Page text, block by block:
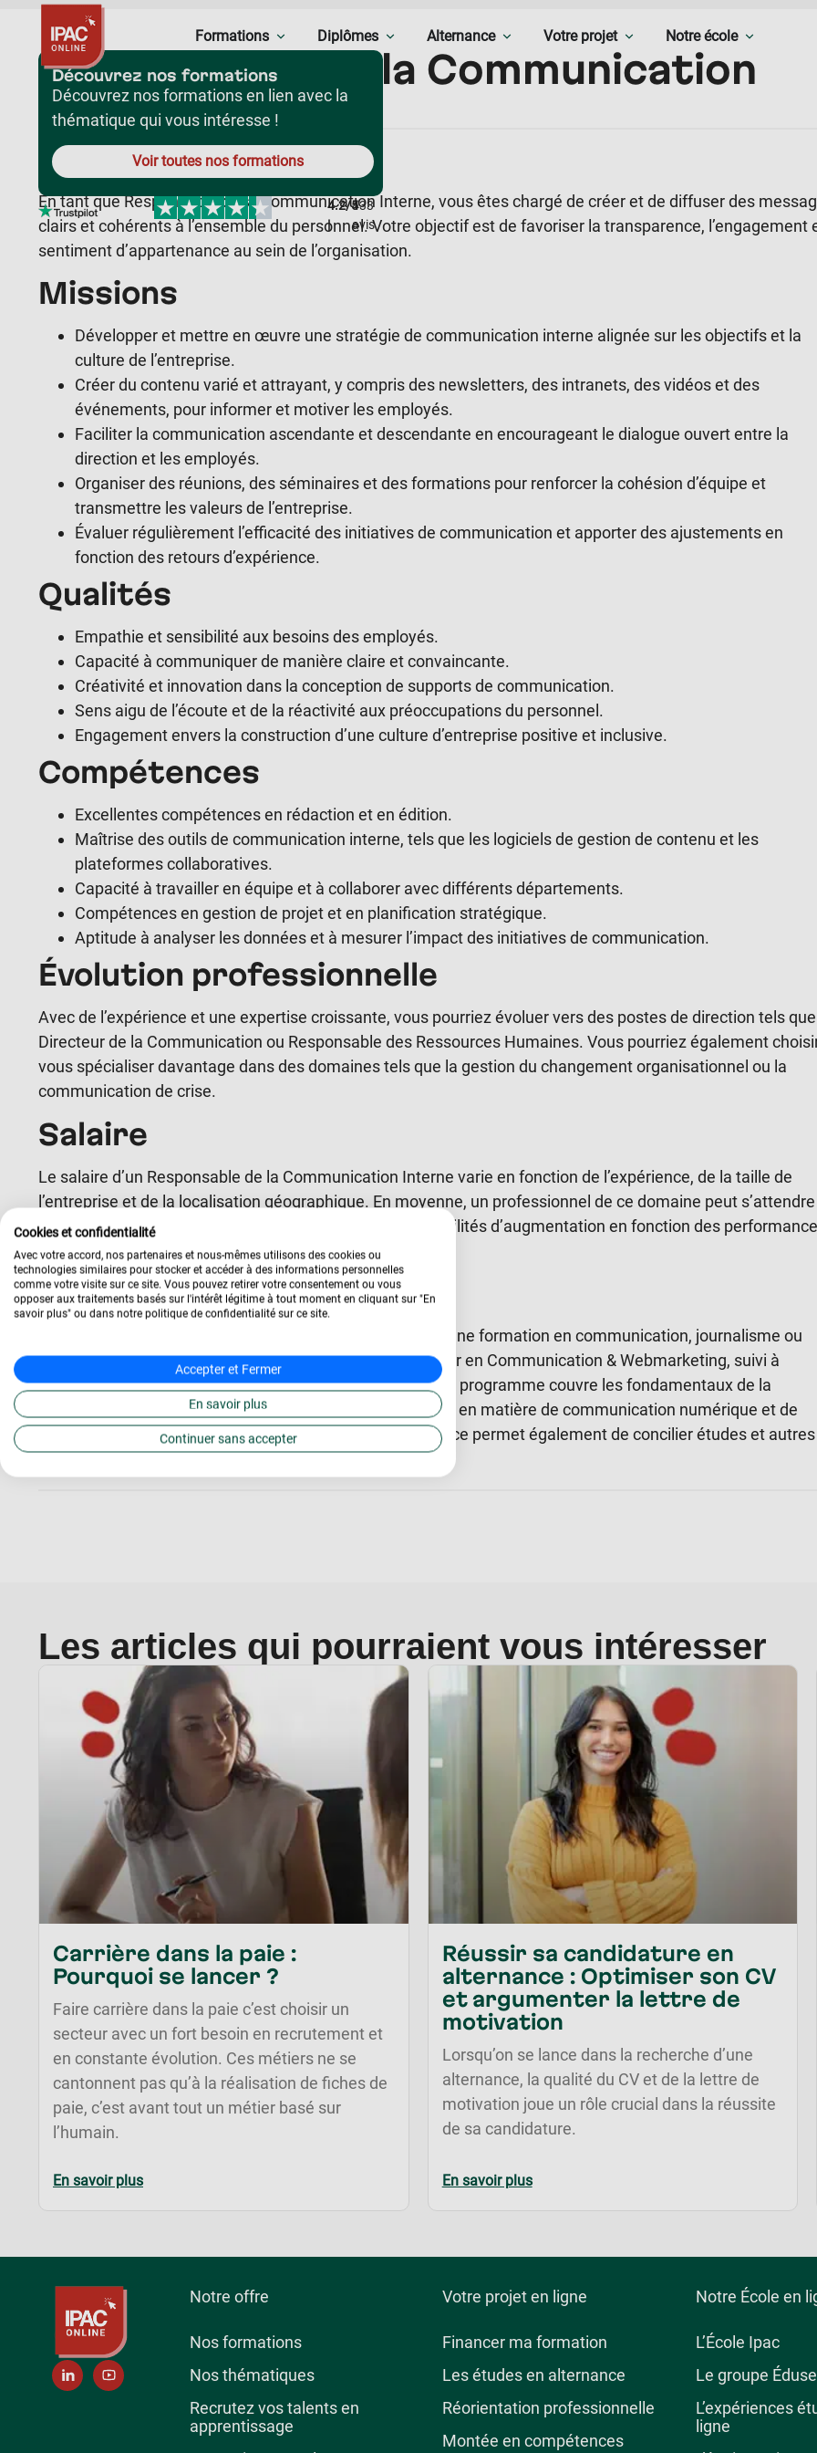
Formations Diplômes Alternance Votre projet Notre école
Responsable de la Communication
Interne
Rôle
En tant que Responsable de la Communication Interne, vous êtes chargé de créer et de diffuser des
clairs et cohérents à l’ensemble du personnel. Votre objectif est de favoriser la transparence, l’engagement
sentiment d’appartenance au sein de l’organisation.
Missions
Développer et mettre en œuvre une stratégie de communication interne alignée sur les objectifs et la
culture de l’entreprise.
Créer du contenu varié et attrayant, y compris des newsletters, des intranets, des vidéos et des
événements, pour informer et motiver les employés.
Faciliter la communication ascendante et descendante en encourageant le dialogue ouvert entre la
direction et les employés.
Organiser des réunions, des séminaires et des formations pour renforcer la cohésion d’équipe et
transmettre les valeurs de l’entreprise.
Évaluer régulièrement l’efficacité des initiatives de communication et apporter des ajustements en
fonction des retours d’expérience.
Qualités
Empathie et sensibilité aux besoins des employés.
Capacité à communiquer de manière claire et convaincante.
Créativité et innovation dans la conception de supports de communication.
Sens aigu de l’écoute et de la réactivité aux préoccupations du personnel.
Engagement envers la construction d’une culture d’entreprise positive et inclusive.
Compétences
Excellentes compétences en rédaction et en édition.
Maîtrise des outils de communication interne, tels que les logiciels de gestion de contenu et les
plateformes collaboratives.
Capacité à travailler en équipe et à collaborer avec différents départements.
Compétences en gestion de projet et en planification stratégique.
Aptitude à analyser les données et à mesurer l’impact des initiatives de communication.
Évolution professionnelle
Avec de l’expérience et une expertise croissante, vous pourriez évoluer vers des postes de direction tels que
Directeur de la Communication ou Responsable des Ressources Humaines. Vous pourriez également
vous spécialiser davantage dans des domaines tels que la gestion du changement organisationnel ou la
communication de crise.
Salaire
Le salaire d’un Responsable de la Communication Interne varie en fonction de l’expérience, de la taille de
l’entreprise et de la localisation géographique. En moyenne, un professionnel de ce domaine peut s’attendre
gagner entre 35 000 € et 55 000 € par an, avec des possibilités d’augmentation en fonction des
et des responsabilités accrues.
Diplôme et formation
Pour devenir Responsable de la Communication Interne, une formation en communication, journalisme ou
ressources humaines est souvent nécessaire. Un Bachelor en Communication & Webmarketing, suivi à
distance, offre une excellente préparation pour ce rôle. Ce programme couvre les fondamentaux de la
communication interne, ainsi que les dernières tendances en matière de communication numérique et de
gestion de contenu. La flexibilité d’une formation à distance permet également de concilier études et autres
engagements professionnels ou personnels.
Découvrez nos formations
Découvrez nos formations en lien avec la
thématique qui vous intéresse !
Voir toutes nos formations
4.2/5
|
433
avis
Les articles qui pourraient vous intéresser
Carrière dans la paie :
Pourquoi se lancer ?
Faire carrière dans la paie c’est choisir un
secteur avec un fort besoin en recrutement et
en constante évolution. Ces métiers ne se
cantonnent pas qu’à la réalisation de fiches de
paie, c’est avant tout un métier basé sur
l’humain.
En savoir plus
Réussir sa candidature en
alternance : Optimiser son CV
et argumenter la lettre de
motivation
Lorsqu’on se lance dans la recherche d’une
alternance, la qualité du CV et de la lettre de
motivation joue un rôle crucial dans la réussite
de sa candidature.
En savoir plus
Notre offre
Nos formations
Nos thématiques
Recrutez vos talents en
apprentissage
Votre projet en ligne
Financer ma formation
Les études en alternance
Réorientation professionnelle
Montée en compétences
Notre École en
L’École Ipac
Le groupe
L’expériences
ligne
Cookies et confidentialité
Avec votre accord, nos partenaires et nous-mêmes utilisons des cookies ou
technologies similaires pour stocker et accéder à des informations personnelles
comme votre visite sur ce site. Vous pouvez retirer votre consentement ou vous
opposer aux traitements basés sur l'intérêt légitime à tout moment en cliquant sur "En
savoir plus" ou dans notre politique de confidentialité sur ce site.
Accepter et Fermer
En savoir plus
Continuer sans accepter